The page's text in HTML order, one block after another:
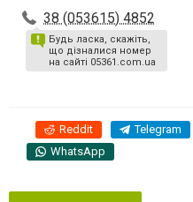
38 (053615) 4852
Будь ласка, скажіть,
що дізналися номер
на сайті 05361.com.ua
Reddit Telegram
WhatsApp